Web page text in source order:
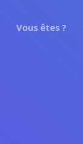
Vous êtes ?